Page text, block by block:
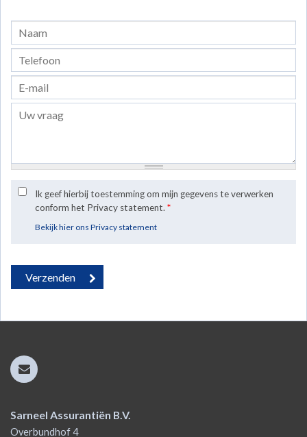
Ik geef hierbij toestemming om mijn gegevens te verwerken
conform het Privacy statement. *
Bekijk hier ons Privacy statement
Sarneel Assurantiën B.V.
Overbundhof 4